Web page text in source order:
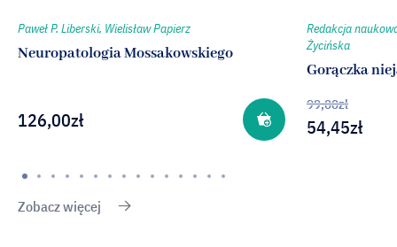
Paweł P. Liberski, Wielisław Papierz
Neuropatologia Mossakowskiego
126,00zł
Redakcja
Życińska
Gorączka
99,00zł
54,45zł
Zobacz więcej